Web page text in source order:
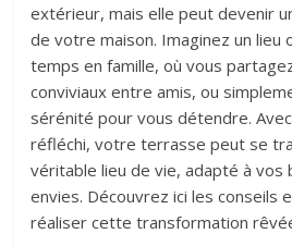
extérieur, mais elle peut devenir
de votre maison. Imaginez un lieu
temps en famille, où vous
conviviaux entre amis, ou
sérénité pour vous détendre.
réfléchi, votre terrasse peut se
véritable lieu de vie, adapté à vos
envies. Découvrez ici les conseils
réaliser cette transformation